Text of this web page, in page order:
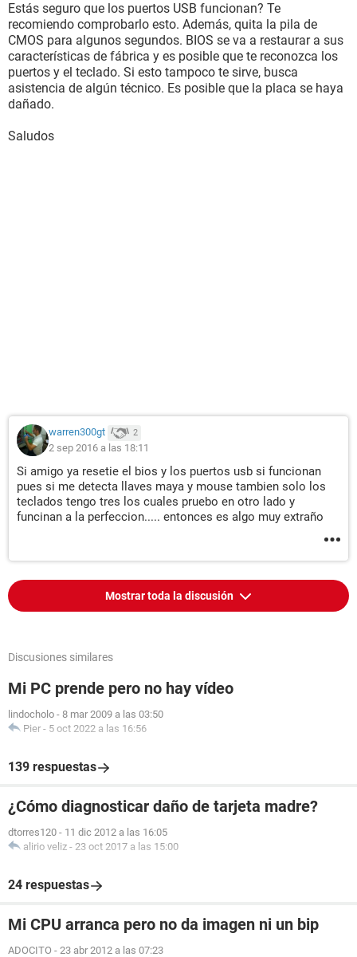
Estás seguro que los puertos USB funcionan? Te
recomiendo comprobarlo esto. Además, quita la pila de
CMOS para algunos segundos. BIOS se va a restaurar a sus
características de fábrica y es posible que te reconozca los
puertos y el teclado. Si esto tampoco te sirve, busca
asistencia de algún técnico. Es posible que la placa se haya
dañado.
Saludos
warren300gt 2
2 sep 2016 a las 18:11
Si amigo ya resetie el bios y los puertos usb si funcionan
pues si me detecta llaves maya y mouse tambien solo los
teclados tengo tres los cuales pruebo en otro lado y
funcinan a la perfeccion..... entonces es algo muy extraño
Mostrar toda la discusión
Discusiones similares
Mi PC prende pero no hay vídeo
lindocholo - 8 mar 2009 a las 03:50
Pier - 5 oct 2022 a las 16:56
139 respuestas
¿Cómo diagnosticar daño de tarjeta madre?
dtorres120 - 11 dic 2012 a las 16:05
alirio veliz - 23 oct 2017 a las 15:00
24 respuestas
Mi CPU arranca pero no da imagen ni un bip
ADOCITO - 23 abr 2012 a las 07:23